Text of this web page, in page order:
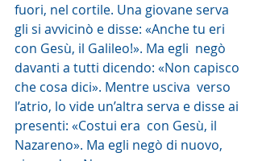
fuori, nel cortile. Una giovane serva
gli si avvicinò e disse: «Anche tu eri
con Gesù, il Galileo!». Ma egli  negò
davanti a tutti dicendo: «Non capisco
che cosa dici». Mentre usciva  verso
l’atrio, lo vide un’altra serva e disse ai
presenti: «Costui era  con Gesù, il
Nazareno». Ma egli negò di nuovo,